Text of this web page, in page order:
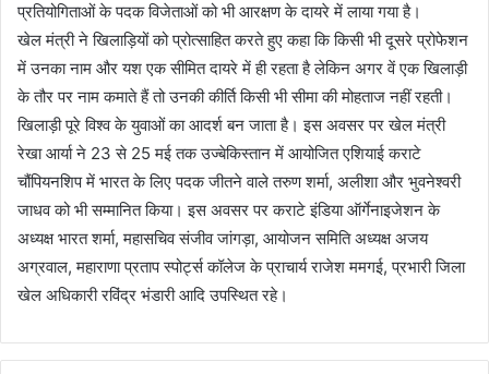
प्रतियोगिताओं के पदक विजेताओं को भी आरक्षण के दायरे में लाया गया है।
खेल मंत्री ने खिलाड़ियों को प्रोत्साहित करते हुए कहा कि किसी भी दूसरे प्रोफेशन
में उनका नाम और यश एक सीमित दायरे में ही रहता है लेकिन अगर वें एक खिलाड़ी
के तौर पर नाम कमाते हैं तो उनकी कीर्ति किसी भी सीमा की मोहताज नहीं रहती।
खिलाड़ी पूरे विश्व के युवाओं का आदर्श बन जाता है। इस अवसर पर खेल मंत्री
रेखा आर्या ने 23 से 25 मई तक उज्बेकिस्तान में आयोजित एशियाई कराटे
चौंपियनशिप में भारत के लिए पदक जीतने वाले तरुण शर्मा, अलीशा और भुवनेश्वरी
जाधव को भी सम्मानित किया। इस अवसर पर कराटे इंडिया ऑर्गेनाइजेशन के
अध्यक्ष भारत शर्मा, महासचिव संजीव जांगड़ा, आयोजन समिति अध्यक्ष अजय
अग्रवाल, महाराणा प्रताप स्पोर्ट्स कॉलेज के प्राचार्य राजेश ममगई, प्रभारी जिला
खेल अधिकारी रविंद्र भंडारी आदि उपस्थित रहे।